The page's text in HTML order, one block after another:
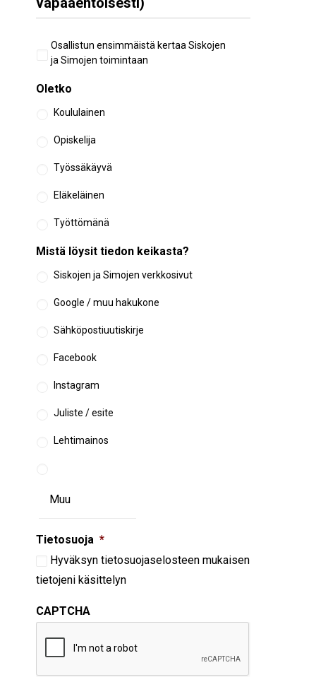
Aiempi
osallistuminen
Osallistun ensimmäistä kertaa Siskojen
ja Simojen toimintaan
Oletko
Koululainen
Opiskelija
Työssäkäyvä
Eläkeläinen
Työttömänä
Mistä löysit tiedon keikasta?
Siskojen ja Simojen verkkosivut
Google / muu hakukone
Sähköpostiuutiskirje
Facebook
Instagram
Juliste / esite
Lehtimainos
Tietosuoja *
Hyväksyn tietosuojaselosteen mukaisen
tietojeni käsittelyn
CAPTCHA